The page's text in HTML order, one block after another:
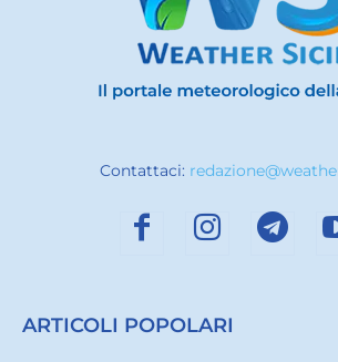
Contattaci:
ARTICOLI POPOLARI